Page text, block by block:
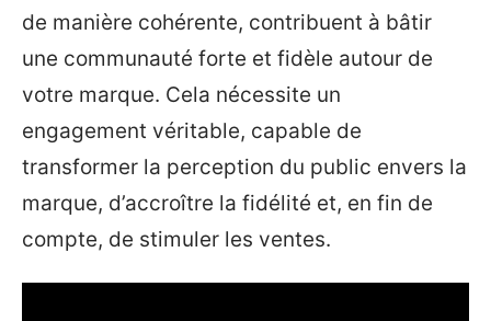
de manière cohérente, contribuent à bâtir
une communauté forte et fidèle autour de
votre marque. Cela nécessite un
engagement véritable, capable de
transformer la perception du public envers la
marque, d’accroître la fidélité et, en fin de
compte, de stimuler les ventes.